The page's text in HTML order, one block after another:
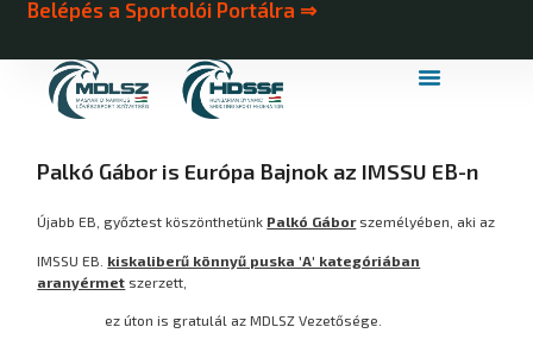
Belépés a Sportolói Portálra ⇒
Palkó Gábor is Európa Bajnok az IMSSU EB-n
Újabb EB, győztest köszönthetünk Palkó Gáborszemélyében, aki az
IMSSU EB. kiskaliberű könnyű puska 'A' kategóriában
aranyérmet szerzett,
ez úton is gratulál az MDLSZ Vezetősége.